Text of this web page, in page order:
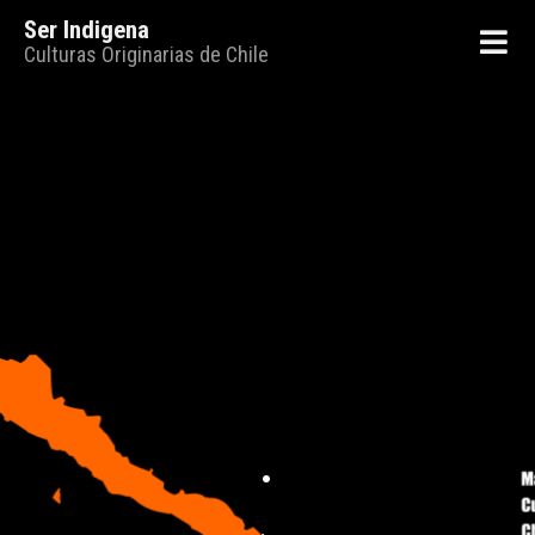
Ser Indigena
Culturas Originarias de Chile
.
.